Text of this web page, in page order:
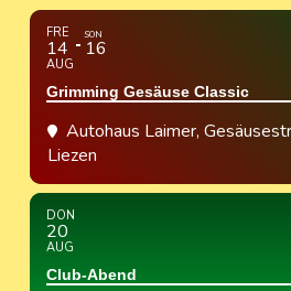
FRE
14
AUG
SON
16
Grimming Gesäuse Classic
Autohaus Laimer,
Liezen
DON
20
AUG
Club-Abend